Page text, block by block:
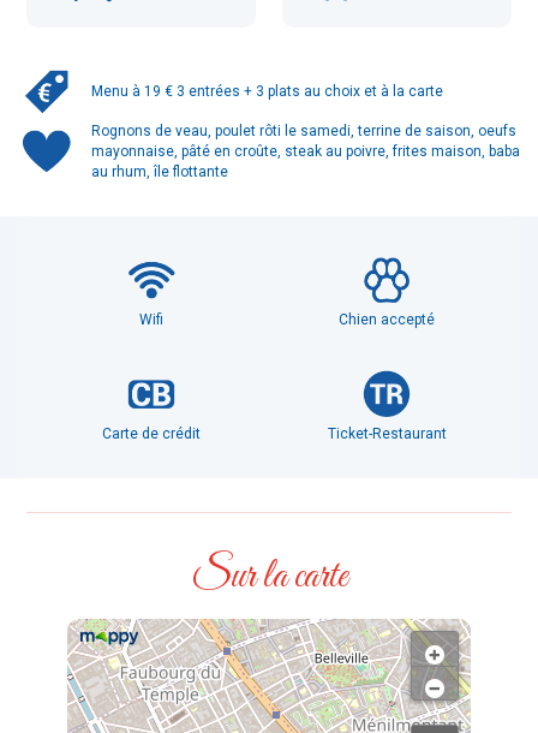
Menu à 19 € 3 entrées + 3 plats au choix et à la carte
Rognons de veau, poulet rôti le samedi, terrine de saison, oeufs
mayonnaise, pâté en croûte, steak au poivre, frites maison, baba
au rhum, île flottante
Wifi Chien accepté
Carte de crédit Ticket-Restaurant
Sur la carte